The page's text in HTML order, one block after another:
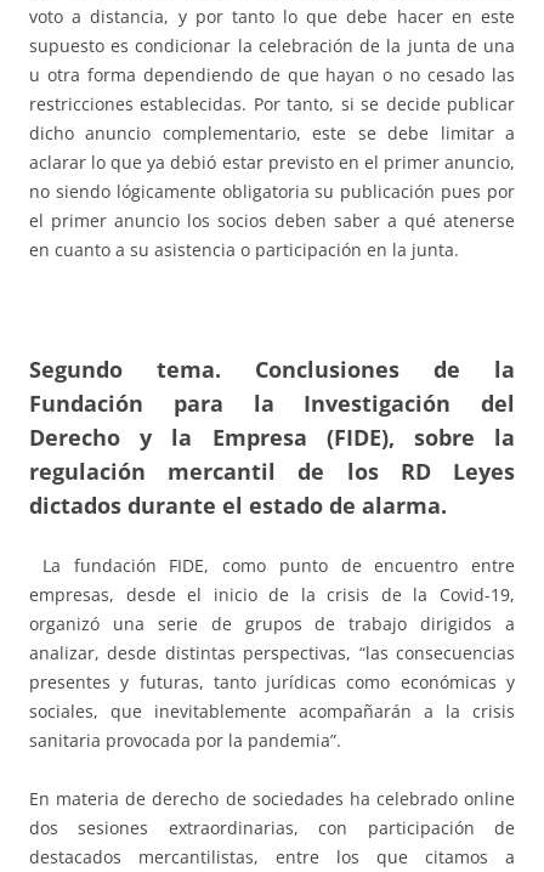
voto a distancia, y por tanto lo que debe hacer en este
supuesto es condicionar la celebración de la junta de una
u otra forma dependiendo de que hayan o no cesado las
restricciones establecidas. Por tanto, si se decide publicar
dicho anuncio complementario, este se debe limitar a
aclarar lo que ya debió estar previsto en el primer anuncio,
no siendo lógicamente obligatoria su publicación pues por
el primer anuncio los socios deben saber a qué atenerse
en cuanto a su asistencia o participación en la junta.
Segundo tema. Conclusiones de la
Fundación para la Investigación del
Derecho y la Empresa (FIDE), sobre la
regulación mercantil de los RD Leyes
dictados durante el estado de alarma.
La fundación FIDE, como punto de encuentro entre
empresas, desde el inicio de la crisis de la Covid-19,
organizó una serie de grupos de trabajo dirigidos a
analizar, desde distintas perspectivas, “las consecuencias
presentes y futuras, tanto jurídicas como económicas y
sociales, que inevitablemente acompañarán a la crisis
sanitaria provocada por la pandemia”.
En materia de derecho de sociedades ha celebrado online
dos sesiones extraordinarias, con participación de
destacados mercantilistas, entre los que citamos a